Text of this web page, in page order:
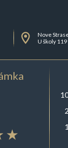
Nove
U školy 119
2
1